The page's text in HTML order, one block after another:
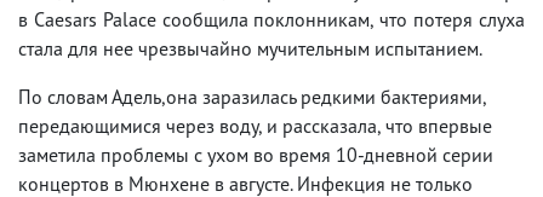
в Caesars Palace сообщила поклонникам, что потеря слуха
стала для нее чрезвычайно мучительным испытанием.
По словам Адель,она заразилась редкими бактериями,
передающимися через воду, и рассказала, что впервые
заметила проблемы с ухом во время 10-дневной серии
концертов в Мюнхене в августе. Инфекция не только